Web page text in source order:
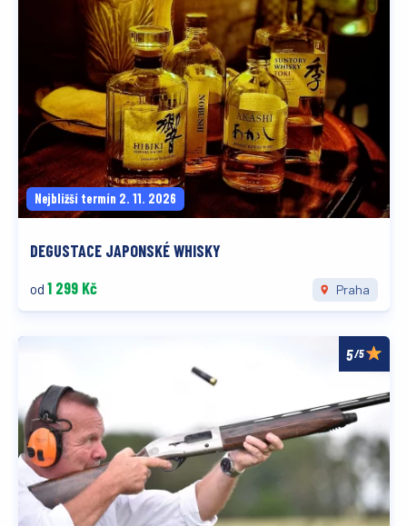
Nejbližší termín 2. 11. 2026
DEGUSTACE JAPONSKÉ WHISKY
od 1 299 Kč Praha
/5